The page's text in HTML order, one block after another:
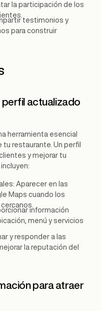
la participación de los
testimonios y
para construir
actualizado
herramienta esencial
tu restaurante. Un perfil
y mejorar tu
Aparecer en las
Maps cuando los
información
menú y servicios
y responder a las
la reputación del
para atraer